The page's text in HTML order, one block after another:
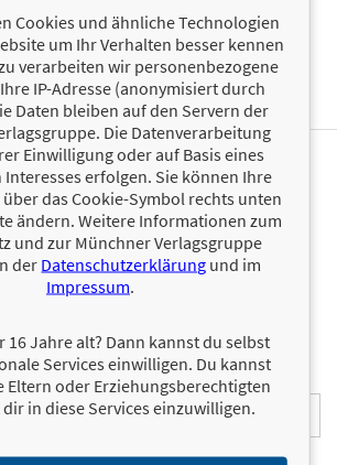
PRODUKTINFORMATIONEN
Neuerscheinungen und
werden.
Mail auf dem aktuellen Stand über das
Verlagsgruppe.
Cookies und ähnliche Technologien
um Ihr Verhalten besser kennen
verarbeiten wir personenbezogene
IP-Adresse (anonymisiert durch
Daten bleiben auf den Servern der
Die Datenverarbeitung
Einwilligung oder auf Basis eines
erfolgen. Sie können Ihre
das Cookie-Symbol rechts unten
ändern. Weitere Informationen zum
und zur Münchner Verlagsgruppe
der Datenschutzerklärung und im
Impressum.
16 Jahre alt? Dann kannst du selbst
Services einwilligen. Du kannst
Eltern oder Erziehungsberechtigten
in diese Services einzuwilligen.